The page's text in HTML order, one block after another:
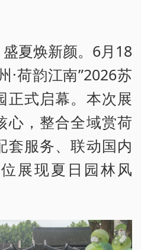
夏焕新颜。6月18
·荷韵江南”2026苏
正式启幕。本次展
心，整合全域赏荷
套服务、联动国内
展现夏日园林风